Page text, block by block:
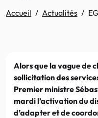
Accueil Actualités
Alors que la vague de
sollicitation des
Premier ministre
mardi l’activation du
d’adapter et de